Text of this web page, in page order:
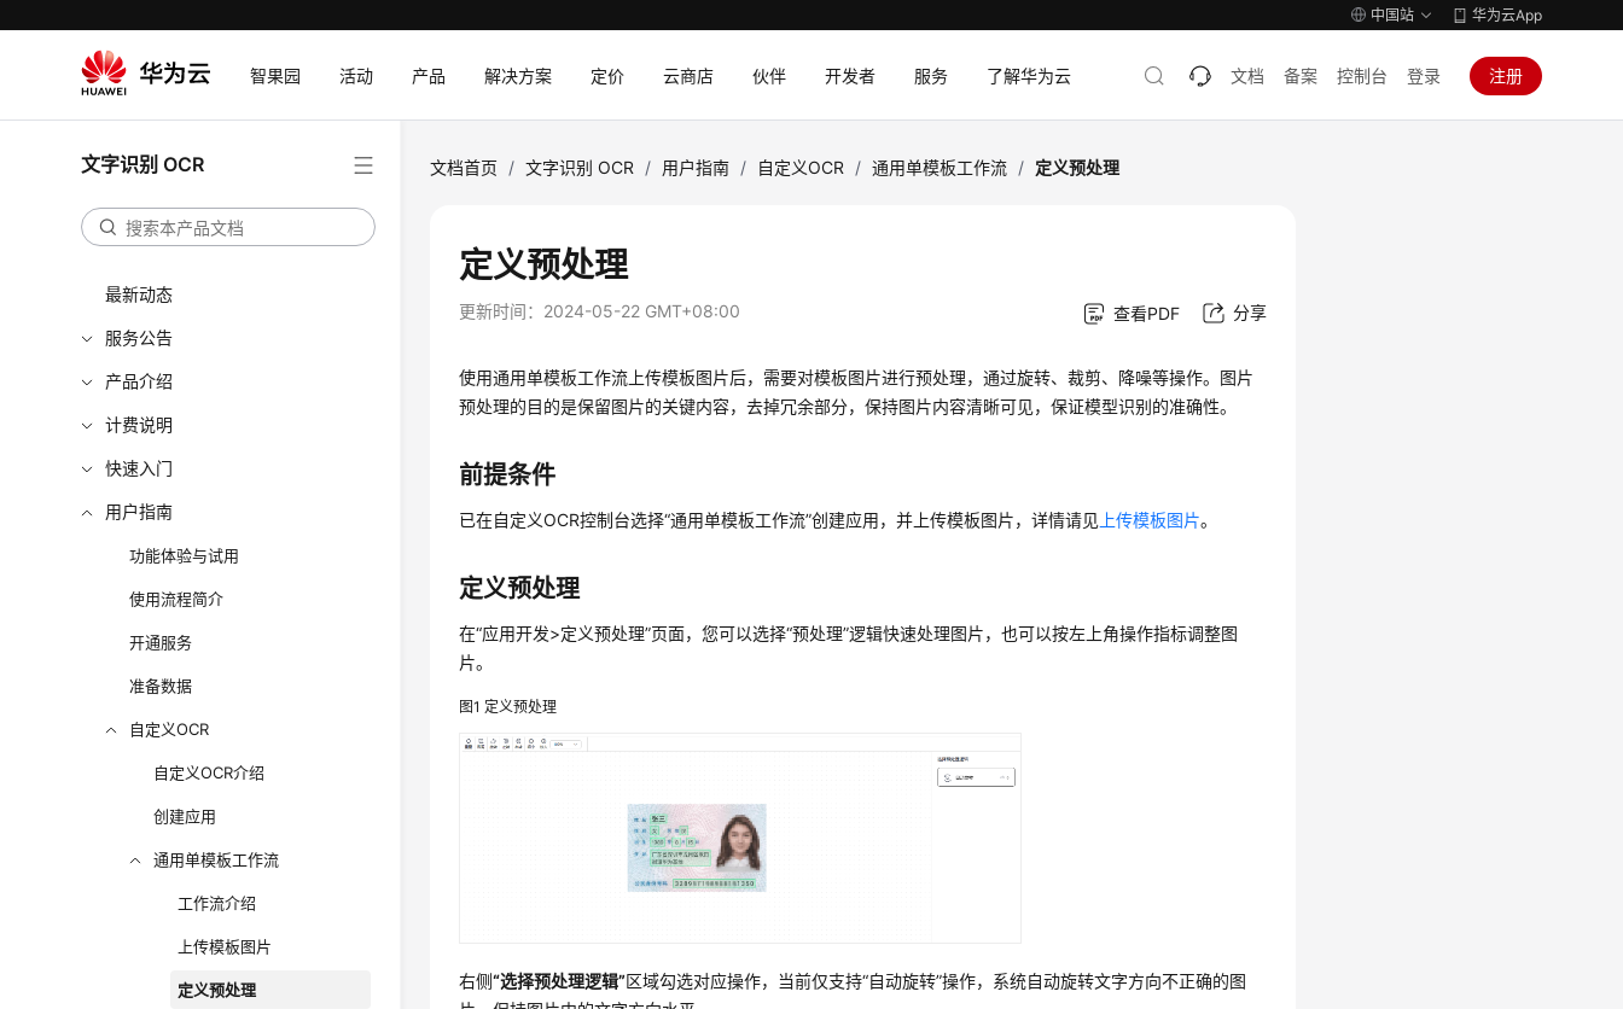
中国站 华为云App
智果园 活动 产品 解决方案 定价 云商店 伙伴 开发者 服务 了解华为云 文档 备案 控制台 登录 注册
文字识别 OCR
最新动态
服务公告
产品介绍
计费说明
快速入门
用户指南
功能体验与试用
使用流程简介
开通服务
准备数据
自定义OCR
自定义OCR介绍
创建应用
通用单模板工作流
工作流介绍
上传模板图片
定义预处理
文档首页 / 文字识别 OCR / 用户指南 / 自定义OCR / 通用单模板工作流 / 定义预处理
定义预处理
更新时间： 2024-05-22 GMT+08:00 查看PDF 分享
使用通用单模板工作流上传模板图片后，需要对模板图片进行预处理，通过旋转、裁剪、降噪等操作。图片
预处理的目的是保留图片的关键内容，去掉冗余部分，保持图片内容清晰可见，保证模型识别的准确性。
前提条件
已在自定义OCR控制台选择“通用单模板工作流”创建应用，并上传模板图片，详情请见 上传模板图片。
定义预处理
在“应用开发>定义预处理”页面，您可以选择“预处理”逻辑快速处理图片，也可以按左上角操作指标调整图
片。
图1 定义预处理
右侧“选择预处理逻辑”区域勾选对应操作，当前仅支持“自动旋转”操作，系统自动旋转文字方向不正确的图